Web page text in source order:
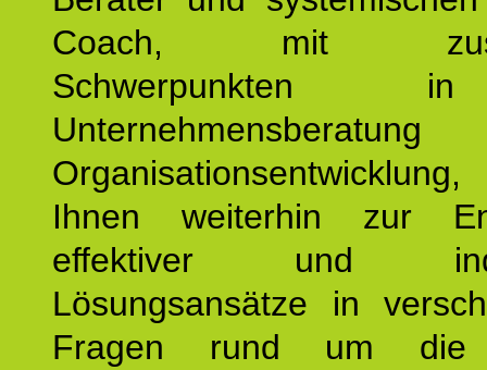
Coach, mit
Schwerpunkten
Ihnen weiterhin zur
effektiver und
Lösungsansätze in
Fragen rund um die